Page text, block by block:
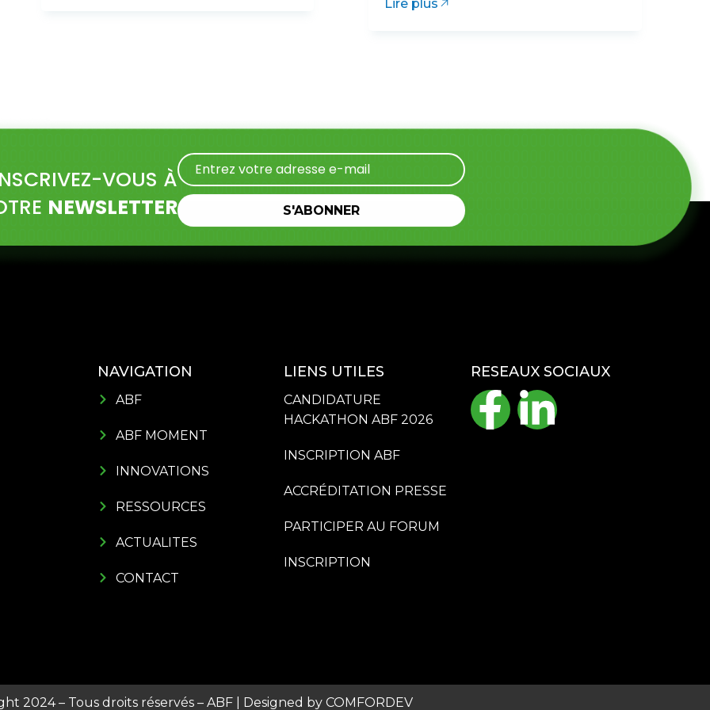
Lire plus
VOUS À
NEWSLETTER S'ABONNER
NAVIGATION
ABF
ABF MOMENT
INNOVATIONS
RESSOURCES
ACTUALITES
CONTACT
LIENS UTILES
CANDIDATURE
HACKATHON ABF 2026
INSCRIPTION ABF
ACCRÉDITATION PRESSE
PARTICIPER AU FORUM
INSCRIPTION
RESEAUX SOCIAUX
2024 – Tous droits réservés – ABF | Designed by COMFORDEV